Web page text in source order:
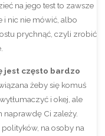
na jego test to zawsze
i nic nie mówić, albo
prychnąć, czyli zrobić
jest często bardzo
żeby się komuś
i okej, ale
naprawdę Ci zależy.
na osoby na